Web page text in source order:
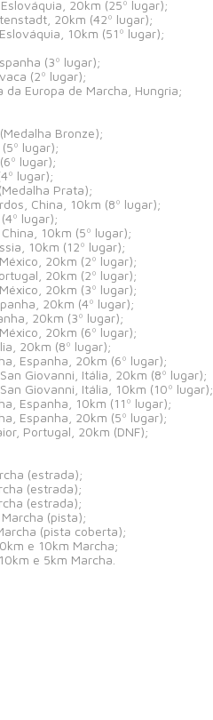
20km (25º lugar);
20km (42º lugar);
10km (51º lugar);
(3º lugar);
(2º lugar);
da Europa de Marcha, Hungria;
Bronze);
lugar);
lugar);
lugar);
Prata);
China, 10km (8º lugar);
lugar);
10km (5º lugar);
10km (12º lugar);
20km (2º lugar);
20km (2º lugar);
20km (3º lugar);
20km (4º lugar);
20km (3º lugar);
20km (6º lugar);
20km (8º lugar);
Espanha, 20km (6º lugar);
Giovanni, Itália, 20km (8º lugar);
Giovanni, Itália, 10km (10º lugar);
Espanha, 10km (11º lugar);
Espanha, 20km (5º lugar);
Portugal, 20km (DNF);
(estrada);
(estrada);
(estrada);
(pista);
(pista coberta);
e 10km Marcha;
e 5km Marcha.